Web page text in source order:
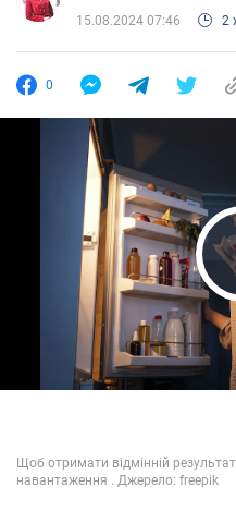
15.08.2024 07:46 2
0